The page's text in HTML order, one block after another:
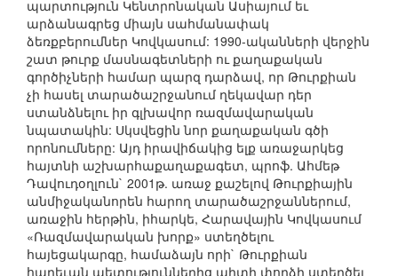
պարտություն Կենտրոնական Ասիայում եւ
արձանագրեց միայն սահմանափակ
ձեռքբերումներ Կովկասում: 1990-ականների վերջին
շատ թուրք մասնագետների ու քաղաքական
գործիչների համար պարզ դարձավ, որ Թուրքիան
չի հասել տարածաշրջանում ղեկավար դեր
ստանձնելու իր գլխավոր ռազմավարական
նպատակին: Սկսվեցին նոր քաղաքական գծի
որոնումները: Այդ իրավիճակից ելք առաջարկեց
հայտնի աշխարհաքաղաքագետ, պրոֆ. Ահմեթ
Դավուդօղլուն` 2001թ. առաջ քաշելով Թուրքիային
անմիջականորեն հարող տարածաշրջաններում,
առաջին հերթին, իհարկե, Հարավային Կովկասում
«Ռազմավարական խորք» ստեղծելու
հայեցակարգը, համաձայն որի` Թուրքիան
հարեւան պետություններից պիտի փորձի ստեղծել